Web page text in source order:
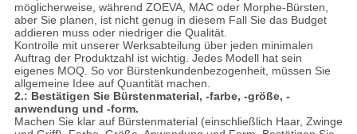
möglicherweise, während ZOEVA, MAC oder Morphe-Bürsten,
aber Sie planen, ist nicht genug in diesem Fall Sie das Budget
addieren muss oder niedriger die Qualität.
Kontrolle mit unserer Werksabteilung über jeden minimalen
Auftrag der Produktzahl ist wichtig. Jedes Modell hat sein
eigenes MOQ. So vor Bürstenkundenbezogenheit, müssen Sie
allgemeine Idee auf Quantität machen.
2.: Bestätigen Sie Bürstenmaterial, -farbe, -größe, -
anwendung und -form.
Machen Sie klar auf Bürstenmaterial (einschließlich Haar, Zwinge